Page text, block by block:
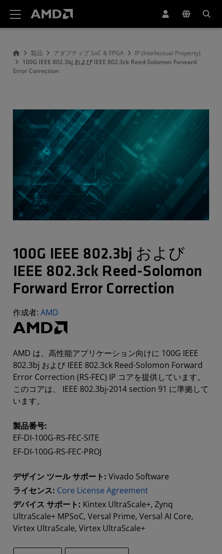
製品 アダプティブ SoC & FPGA
IP (Intellectual Property)
100G IEEE 802.3bj および IEEE 802.3ck Reed-Solomon Forward
Error Correction
100G IEEE 802.3bj および
IEEE 802.3ck Reed-Solomon
Forward Error Correction
作成者: AMD
AMD は、高性能アプリケーション向けに 100G IEEE
802.3bj および IEEE 802.3ck Reed-Solomon Forward
Error Correction (RS-FEC) IP コアを提供しています。
このコアは、 IEEE 802.3bj-2014 section 91 に準拠して
います。
製品番号:
EF-DI-100G-RS-FEC-SITE
EF-DI-100G-RS-FEC-PROJ
デザイン ツール サポート: Vivado Software
ライセンス: Core License Agreement
デバイス サポート: Kintex UltraScale+, Zynq
UltraScale+ MPSoC, Versal Prime, Versal AI Core,
Virtex UltraScale, Virtex UltraScale+